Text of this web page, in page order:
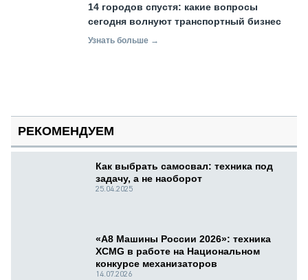
14 городов спустя: какие вопросы
сегодня волнуют транспортный бизнес
Узнать больше →
РЕКОМЕНДУЕМ
Как выбрать самосвал: техника под
задачу, а не наоборот
25.04.2025
«А8 Машины России 2026»: техника
XCMG в работе на Национальном
конкурсе механизаторов
14.07.2026